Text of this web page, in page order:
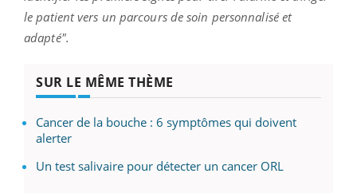
le patient vers un parcours de soin personnalisé et
adapté".
SUR LE MÊME THÈME
Cancer de la bouche : 6 symptômes qui doivent
alerter
Un test salivaire pour détecter un cancer ORL